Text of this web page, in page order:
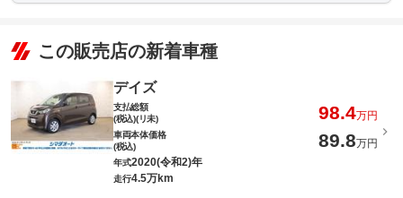
この販売店の新着車種
デイズ
支払総額
(税込)(リ未)
98.4万円
車両本体価格
(税込)
89.8万円
年式2020(令和2)年
走行4.5万km